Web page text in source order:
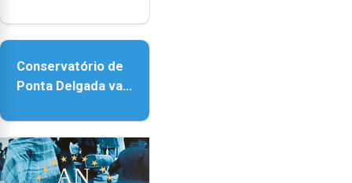
acessibilidade
Conservatório de
Ponta Delgada vai
instrumentos